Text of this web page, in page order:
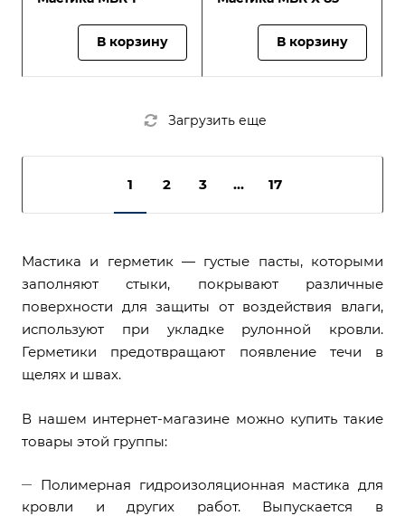
В корзину В корзину
Загрузить еще
1 2 3 ... 17
Мастика и герметик — густые пасты, которыми
заполняют стыки, покрывают различные
поверхности для защиты от воздействия влаги,
используют при укладке рулонной кровли.
Герметики предотвращают появление течи в
щелях и швах.
В нашем интернет-магазине можно купить такие
товары этой группы:
Полимерная гидроизоляционная мастика для
кровли и других работ. Выпускается в